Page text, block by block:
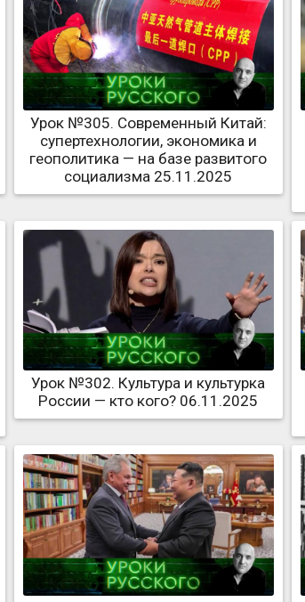
Урок №305. Современный Китай:
супертехнологии, экономика и
геополитика — на базе развитого
социализма 25.11.2025
Урок №302. Культура и культурка
России — кто кого? 06.11.2025